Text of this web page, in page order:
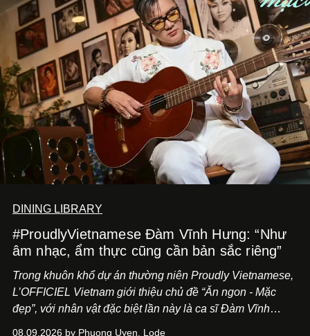
DINING LIBRARY
#ProudlyVietnamese Đàm Vĩnh Hưng: “Như
âm nhạc, ẩm thực cũng cần bản sắc riêng”
Trong khuôn khổ dự án thường niên Proudly Vietnamese,
L’OFFICIEL Vietnam giới thiệu chủ đề “Ăn ngon - Mặc
đẹp”, với nhân vật đặc biệt lần này là ca sĩ Đàm Vĩnh
08.09.2026 by Phuong Uyen, Lode